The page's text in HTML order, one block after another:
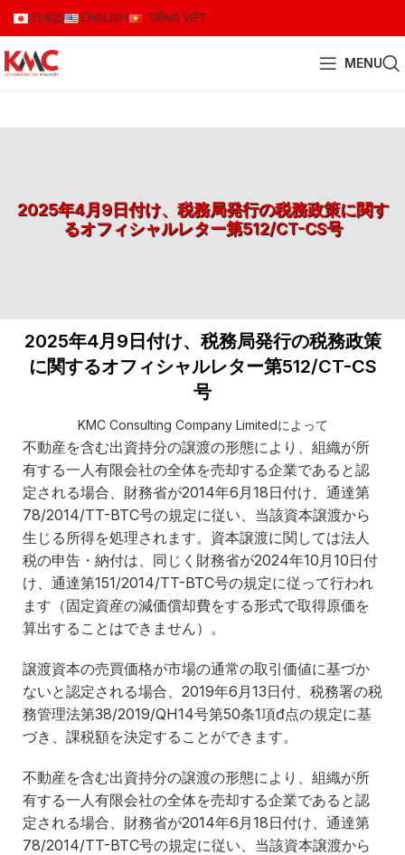
日本語 ENGLISH TIẾNG VIỆT
MENU
2025年4月9日付け、税務局発行の税務政策に関す
るオフィシャルレター第512/CT-CS号
2025年4月9日付け、税務局発行の税務政策
に関するオフィシャルレター第512/CT-CS
号
KMC Consulting Company Limitedによって
不動産を含む出資持分の譲渡の形態により、組織が所
有する一人有限会社の全体を売却する企業であると認
定される場合、財務省が2014年6月18日付け、通達第
78/2014/TT-BTC号の規定に従い、当該資本譲渡から
生じる所得を処理されます。資本譲渡に関しては法人
税の申告・納付は、同じく財務省が2024年10月10日付
け、通達第151/2014/TT-BTC号の規定に従って行われ
ます（固定資産の減価償却費をする形式で取得原価を
算出することはできません）。
譲渡資本の売買価格が市場の通常の取引価値に基づか
ないと認定される場合、2019年6月13日付、税務署の税
務管理法第38/2019/QH14号第50条1項đ点の規定に基
づき、課税額を決定することができます。
不動産を含む出資持分の譲渡の形態により、組織が所
有する一人有限会社の全体を売却する企業であると認
定される場合、財務省が2014年6月18日付け、通達第
78/2014/TT-BTC号の規定に従い、当該資本譲渡から